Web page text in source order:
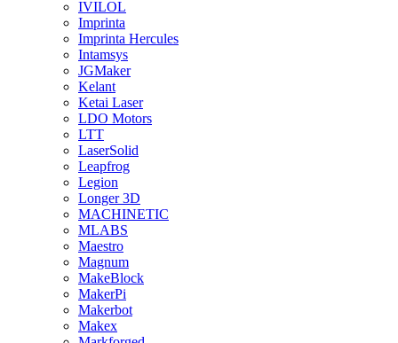
IVILOL
Imprinta
Imprinta Hercules
Intamsys
JGMaker
Kelant
Ketai Laser
LDO Motors
LTT
LaserSolid
Leapfrog
Legion
Longer 3D
MACHINETIC
MLABS
Maestro
Magnum
MakeBlock
MakerPi
Makerbot
Makex